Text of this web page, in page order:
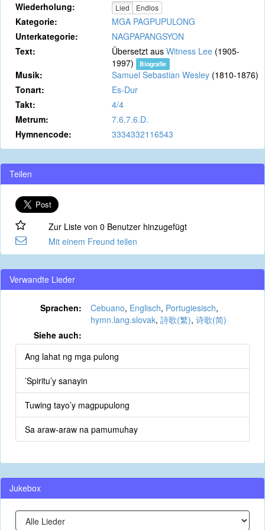
Wiederholung: Lied Endlos
Kategorie:
MGA PAGPUPULONG
Unterkategorie:
NAGPAPANGSYON
Text:
Übersetzt aus Witness Lee (1905-
1997)
Biografie
Musik: Samuel Sebastian Wesley (1810-1876)
Tonart:
Es-Dur
Takt:
4/4
Metrum:
7.6.7.6.D.
Hymnencode:
3334332116543
Teilen
Zur Liste von 0 Benutzer hinzugefügt
Mit einem Freund teilen
Verwandte Lieder
Sprachen: Cebuano, Englisch, Portugiesisch,
hymn.lang.slovak, 詩歌(繁), 诗歌(简)
Siehe auch:
Ang lahat ng mga pulong
’Spiritu’y sanayin
Tuwing tayo’y magpupulong
Sa araw-araw na pamumuhay
Jukebox